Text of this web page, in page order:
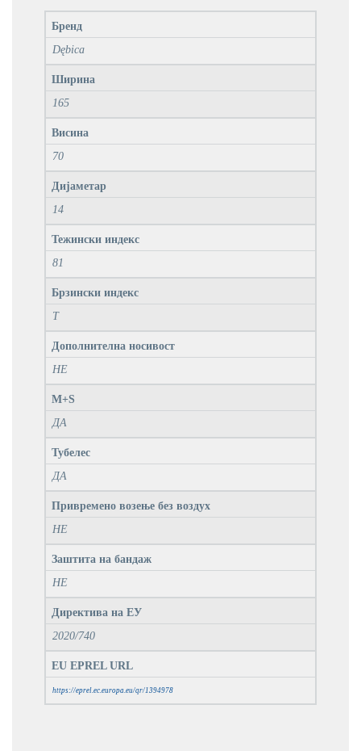
Бренд
Dębica
Ширина
165
Висина
70
Дијаметар
14
Тежински индекс
81
Брзински индекс
T
Дополнителна носивост
НЕ
M+S
ДА
Тубелес
ДА
Привремено возење без воздух
НЕ
Заштита на бандаж
НЕ
Директива на ЕУ
2020/740
EU EPREL URL
https://eprel.ec.europa.eu/qr/1394978